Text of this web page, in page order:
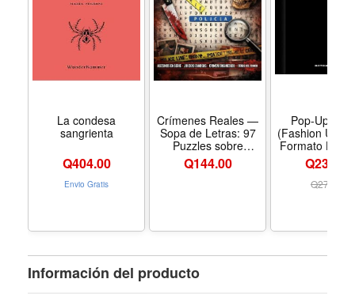
La condesa
sangrienta
Q404.00
Envio Gratis
Crímenes Reales —
Sopa de Letras: 97
Puzzles sobre
Asesinos en Serie,
Casos Famosos,
(Spanish Edition)
Q144.00
Pop-Up
(Fashion
Formato
Q239.00
Q274.00
Información del producto